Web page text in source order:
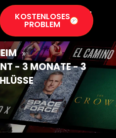
KOSTENLOSES
PROBLEM
»
- 3 MONATE - 3